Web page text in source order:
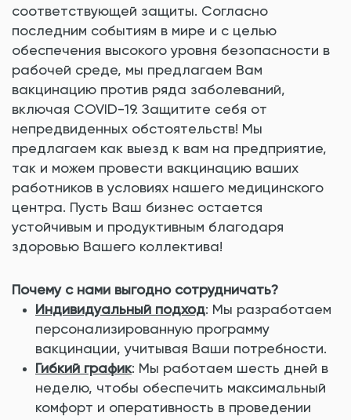
соответствующей защиты. Согласно
последним событиям в мире и с целью
обеспечения высокого уровня безопасности в
рабочей среде, мы предлагаем Вам
вакцинацию против ряда заболеваний,
включая COVID-19. Защитите себя от
непредвиденных обстоятельств! Мы
предлагаем как выезд к вам на предприятие,
так и можем провести вакцинацию ваших
работников в условиях нашего медицинского
центра. Пусть Ваш бизнес остается
устойчивым и продуктивным благодаря
здоровью Вашего коллектива!
Почему с нами выгодно сотрудничать?
Индивидуальный подход: Мы разработаем
персонализированную программу
вакцинации, учитывая Ваши потребности.
Гибкий график: Мы работаем шесть дней в
неделю, чтобы обеспечить максимальный
комфорт и оперативность в проведении